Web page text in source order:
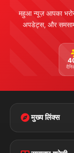
महुआ न्यूज़ आपका
अपडेट्स, और
मुख्य लिंक्स